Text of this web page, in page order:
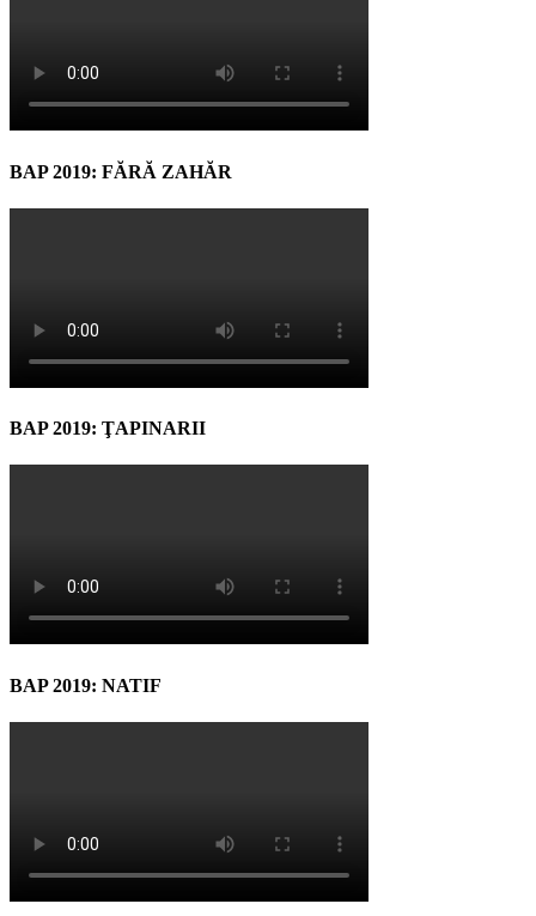
BAP 2019: FĂRĂ ZAHĂR
BAP 2019: ŢAPINARII
BAP 2019: NATIF